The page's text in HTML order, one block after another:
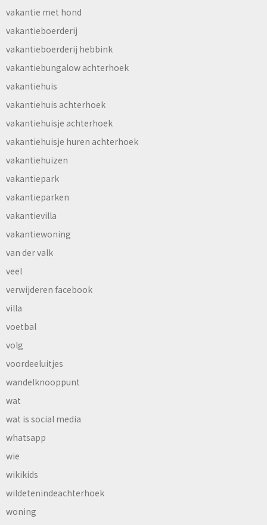
vakantie met hond
vakantieboerderij
vakantieboerderij hebbink
vakantiebungalow achterhoek
vakantiehuis
vakantiehuis achterhoek
vakantiehuisje achterhoek
vakantiehuisje huren achterhoek
vakantiehuizen
vakantiepark
vakantieparken
vakantievilla
vakantiewoning
van der valk
veel
verwijderen facebook
villa
voetbal
volg
voordeeluitjes
wandelknooppunt
wat
wat is social media
whatsapp
wie
wikikids
wildetenindeachterhoek
woning